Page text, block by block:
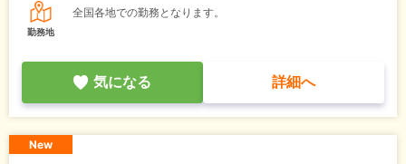
勤務地
全国各地での勤務となります。
気になる 詳細へ
New